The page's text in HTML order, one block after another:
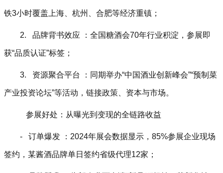
铁3小时覆盖上海、杭州、合肥等经济重镇；
2. 品牌背书效应 ：全国糖酒会70年行业积淀，参展即
获“品质认证”标签；
3. 资源聚合平台 ：同期举办“中国酒业创新峰会”“预制菜
产业投资论坛”等活动，链接政策、资本与市场。
参展好处：从曝光到变现的全链路收益
- 订单爆发 ：2024年展会数据显示，85%参展企业现场
签约，某酱酒品牌单日签约省级代理12家；